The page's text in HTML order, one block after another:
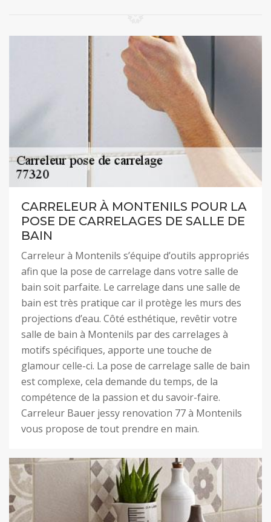
CARRELEUR À MONTENILS POUR LA
POSE DE CARRELAGES DE SALLE DE
BAIN
Carreleur à Montenils s’équipe d’outils appropriés
afin que la pose de carrelage dans votre salle de
bain soit parfaite. Le carrelage dans une salle de
bain est très pratique car il protège les murs des
projections d’eau. Côté esthétique, revêtir votre
salle de bain à Montenils par des carrelages à
motifs spécifiques, apporte une touche de
glamour celle-ci. La pose de carrelage salle de bain
est complexe, cela demande du temps, de la
compétence de la passion et du savoir-faire.
Carreleur Bauer jessy renovation 77 à Montenils
vous propose de tout prendre en main.